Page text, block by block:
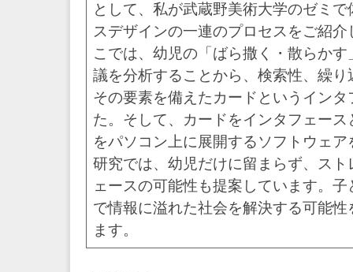
として、私が武蔵野美術大学のゼミ
スデザインの一連のプロセスをご紹
こでは、幼児の「ばら撒く・散らか
議を分析することから、検索性、繰
その要素を備えたカードというイン
た。そして、カードをインタフェー
をパソコン上に展開するソフトウェ
研究では、幼児だけに留まらず、ス
ェースの可能性も提案しています。
で情報に溢れた社会を解決する可能
ます。